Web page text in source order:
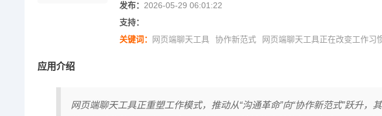
发布： 2026-05-29 06:01:22
支持：
关键词：
网页端聊天工具 协作新范式 网页端聊天工具正在改变工作习
应用介绍
网页端聊天工具正重塑工作模式，推动从“沟通革命”向“协作新范式”跃升，